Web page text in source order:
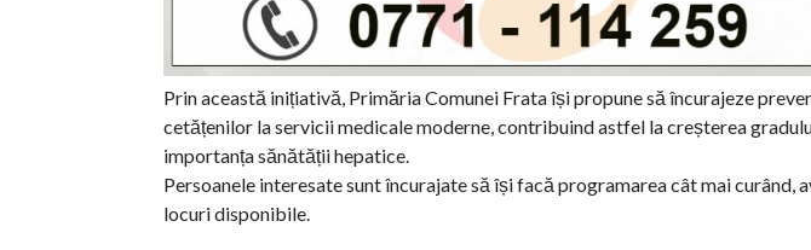
Prin această inițiativă, Primăria Comunei Frata își propune să încurajeze
cetățenilor la servicii medicale moderne, contribuind astfel la creșterea
importanța sănătății hepatice.
Persoanele interesate sunt încurajate să își facă programarea cât mai curând,
locuri disponibile.